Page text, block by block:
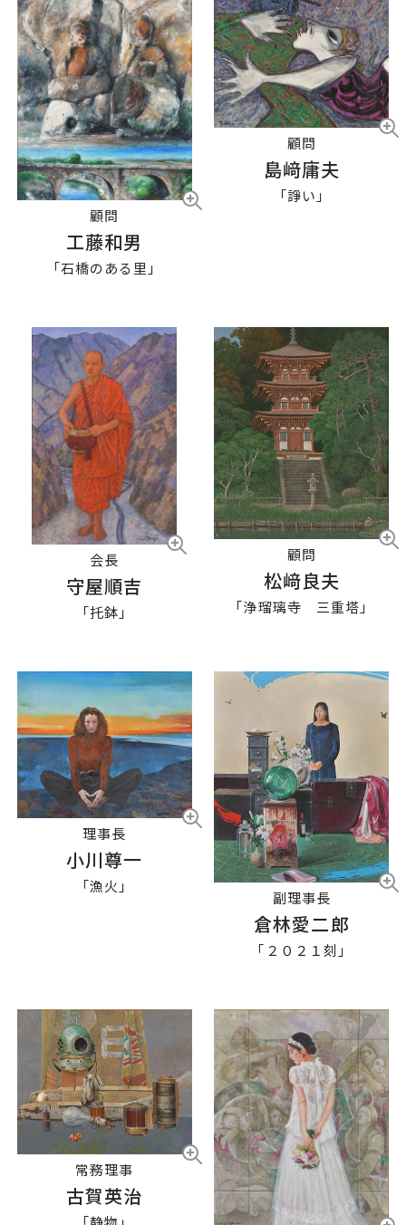
顧問
工藤和男
「石橋のある里」
顧問
島﨑庸夫
「諍い」
会長
守屋順吉
「托鉢」
顧問
松﨑良夫
「浄瑠璃寺 三重塔」
理事長
小川尊一
「漁火」
副理事長
倉林愛二郎
「２０２１刻」
常務理事
古賀英治